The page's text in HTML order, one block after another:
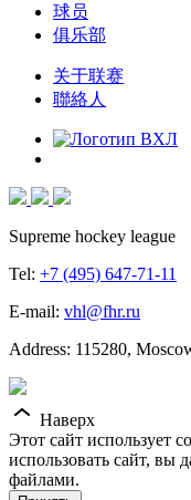
球员
俱乐部
关于联赛
聯絡人
Supreme hockey league
Tel: +7 (495) 647-71-11
E-mail: vhl@fhr.ru
Address: 115280,
Наверх
Этот сайт использует
использовать сайт, вы
файлами.